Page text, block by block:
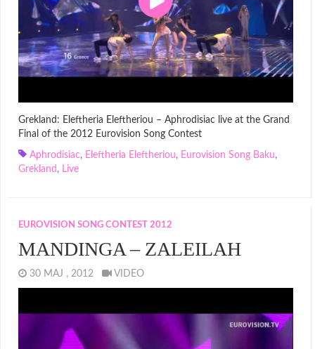
Grekland: Eleftheria Eleftheriou – Aphrodisiac live at the Grand
Final of the 2012 Eurovision Song Contest
Aphrodisiac, Eleftheria Eleftheriou, Eurovision Song Baku,
Grekland , Live
EUROVISION SONG CONTEST 2012
MANDINGA – ZALEILAH
30 MAJ , 2012 VIDEO